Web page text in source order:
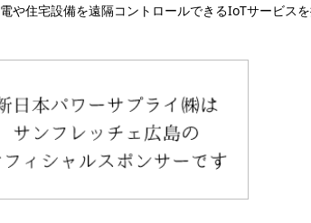
電や住宅設備を遠隔コントロールできるIoTサービスを